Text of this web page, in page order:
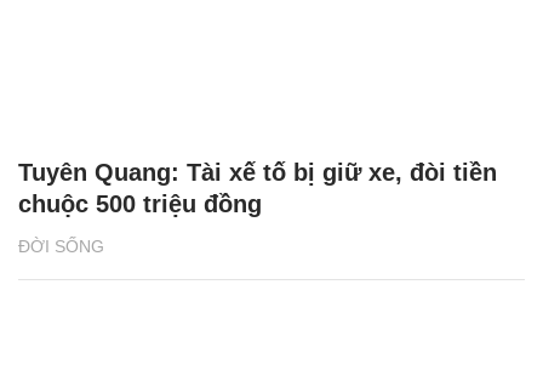
ĐỜI SỐNG
Tuyên Quang: Tài xế tố bị giữ xe, đòi tiền
chuộc 500 triệu đồng